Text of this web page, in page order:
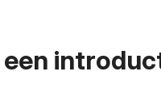
een